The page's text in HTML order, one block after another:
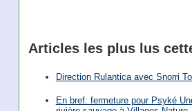
Articles les plus lus
Direction Rulantica avec Snorri
En bref: fermeture pour Psyké